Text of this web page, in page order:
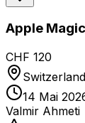
Apple
CHF 120
Switzerland
14 Mai
Valmir Ahmeti